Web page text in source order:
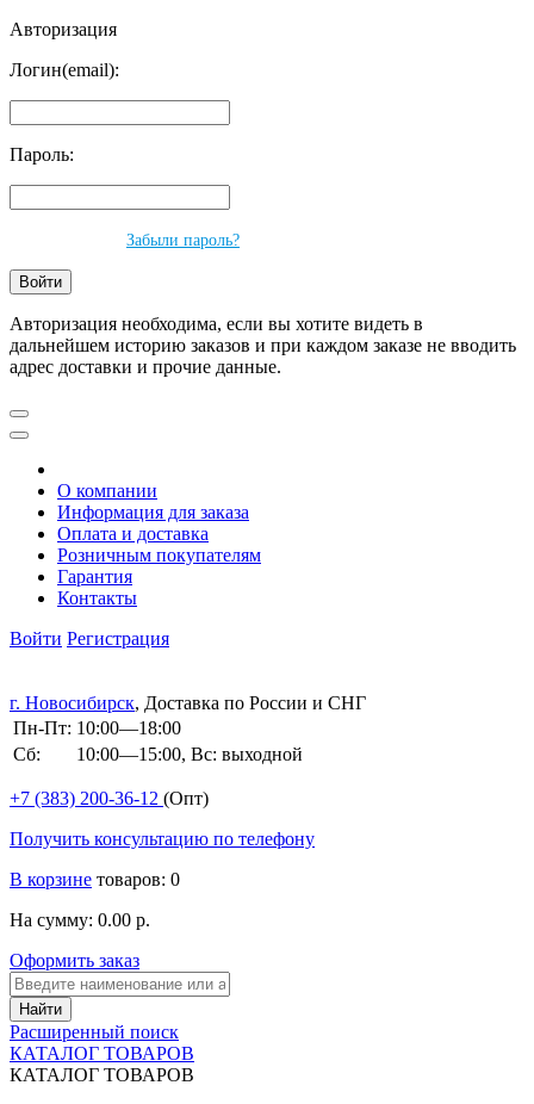
Авторизация
Логин(email):
Пароль:
Забыли пароль?
Авторизация необходима, если вы хотите видеть в
дальнейшем историю заказов и при каждом заказе не вводить
адрес доставки и прочие данные.
О компании
Информация для заказа
Оплата и доставка
Розничным покупателям
Гарантия
Контакты
Войти Регистрация
г. Новосибирск, Доставка по России и СНГ
Пн-Пт: 10:00—18:00
Сб:
10:00—15:00, Вс: выходной
+7 (383) 200-36-12 (Опт)
Получить консультацию по телефону
В корзине товаров: 0
На сумму: 0.00 р.
Оформить заказ
Расширенный поиск
КАТАЛОГ ТОВАРОВ
КАТАЛОГ ТОВАРОВ